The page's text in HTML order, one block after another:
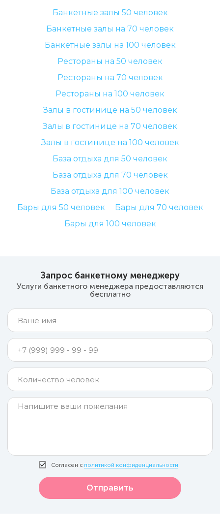
Банкетные залы 50 человек
Банкетные залы на 70 человек
Банкетные залы на 100 человек
Рестораны на 50 человек
Рестораны на 70 человек
Рестораны на 100 человек
Залы в гостинице на 50 человек
Залы в гостинице на 70 человек
Залы в гостинице на 100 человек
База отдыха для 50 человек
База отдыха для 70 человек
База отдыха для 100 человек
Бары для 50 человек
Бары для 70 человек
Бары для 100 человек
Запрос банкетному менеджеру
Услуги банкетного менеджера предоставляются
бесплатно
Согласен с политикой конфиденциальности
Отправить